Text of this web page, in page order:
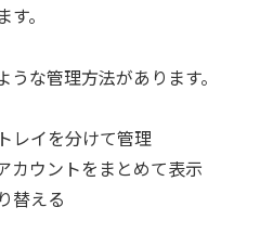
。
な管理方法があります。
レイを分けて管理
カウントをまとめて表示
替える